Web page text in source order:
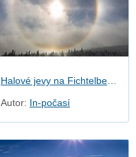
Halové jevy na Fichtelbergu
Autor: In-počasí